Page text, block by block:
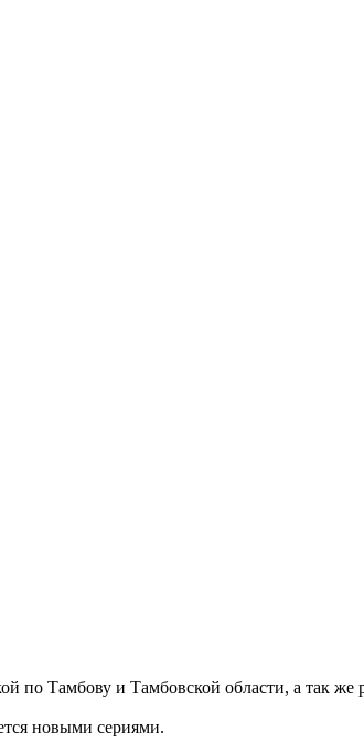
Тамбову и Тамбовской области, а так же
новыми сериями.